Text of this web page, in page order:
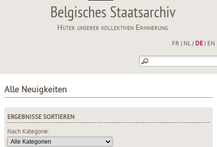
Belgisches Staatsarchiv
Hüter unserer kollektiven Erinnerung
FR NL| DE| EN
Alle Neuigkeiten
ERGEBNISSE SORTIEREN
Nach Kategorie: